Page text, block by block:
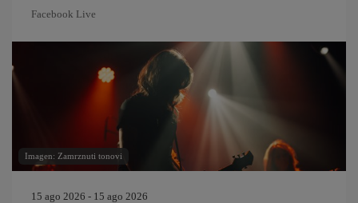
Facebook Live
Imagen: Zamrznuti tonovi
15 ago 2026 - 15 ago 2026